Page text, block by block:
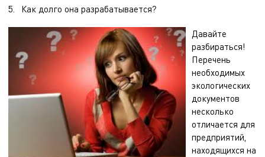
Как долго она разрабатывается?
Давайте
разбираться!
Перечень
необходимых
экологических
документов
несколько
отличается для
предприятий,
находящихся на